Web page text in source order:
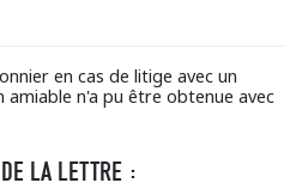
en cas de litige avec un
amiable n'a pu être obtenue avec
LA LETTRE :